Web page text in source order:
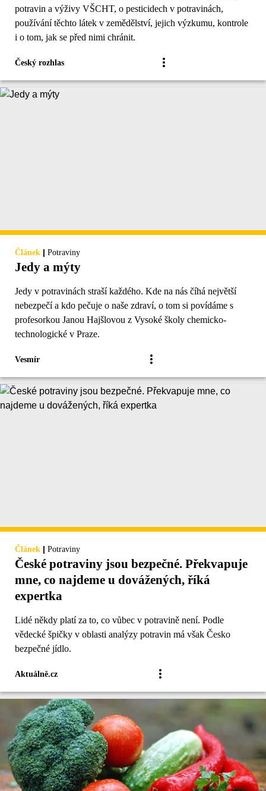
potravin a výživy VŠCHT, o pesticidech v potravinách,
používání těchto látek v zemědělství, jejich výzkumu, kontrole
i o tom, jak se před nimi chránit.
Český rozhlas
Článek | Potraviny
Jedy a mýty
Jedy v potravinách straší každého. Kde na nás číhá největší
nebezpečí a kdo pečuje o naše zdraví, o tom si povídáme s
profesorkou Janou Hajšlovou z Vysoké školy chemicko-
technologické v Praze.
Vesmír
Článek | Potraviny
České potraviny jsou bezpečné. Překvapuje
mne, co najdeme u dovážených, říká
expertka
Lidé někdy platí za to, co vůbec v potravině není. Podle
vědecké špičky v oblasti analýzy potravin má však Česko
bezpečné jídlo.
Aktuálně.cz